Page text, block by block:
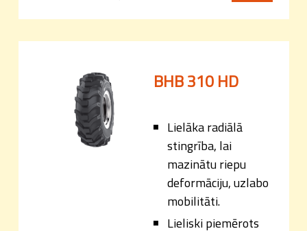
BHB 310 HD
Lielāka radiālā
stingrība, lai
mazinātu riepu
deformāciju, uzlabo
mobilitāti.
Lieliski piemērots